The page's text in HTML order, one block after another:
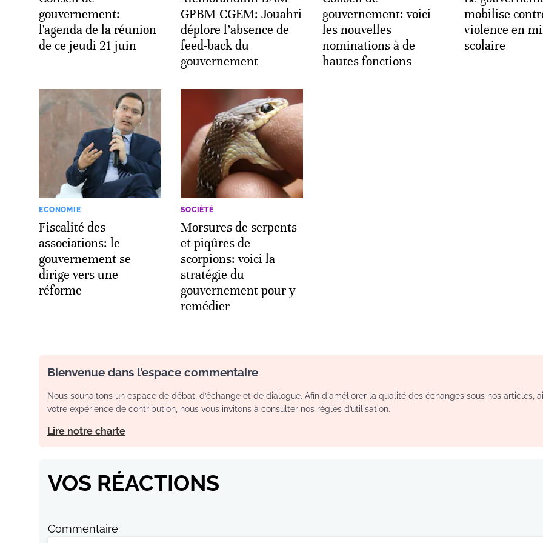
gouvernement:
l'agenda de la réunion
de ce jeudi 21 juin
GPBM-CGEM: Jouahri
déplore l’absence de
feed-back du
gouvernement
gouvernement: voici
les nouvelles
nominations à de
hautes fonctions
mobilise
violence en
scolaire
ECONOMIE
Fiscalité des
associations: le
gouvernement se
dirige vers une
réforme
SOCIÉTÉ
Morsures de serpents
et piqûres de
scorpions: voici la
stratégie du
gouvernement pour y
remédier
Bienvenue dans l’espace commentaire
Nous souhaitons un espace de débat, d’échange et de dialogue. Afin d'améliorer la qualité des échanges sous nos articles,
votre expérience de contribution, nous vous invitons à consulter nos règles d’utilisation.
Lire notre charte
VOS RÉACTIONS
Commentaire